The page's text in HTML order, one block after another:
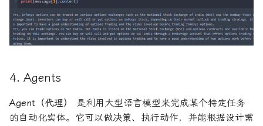
4. Agents
Agent（代理）
是利用大型语言模型来完成某个特定任务
的自动化实体。它可以做决策、执行动作，并能根据设计需